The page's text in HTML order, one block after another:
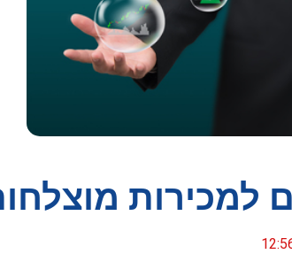
למכירות